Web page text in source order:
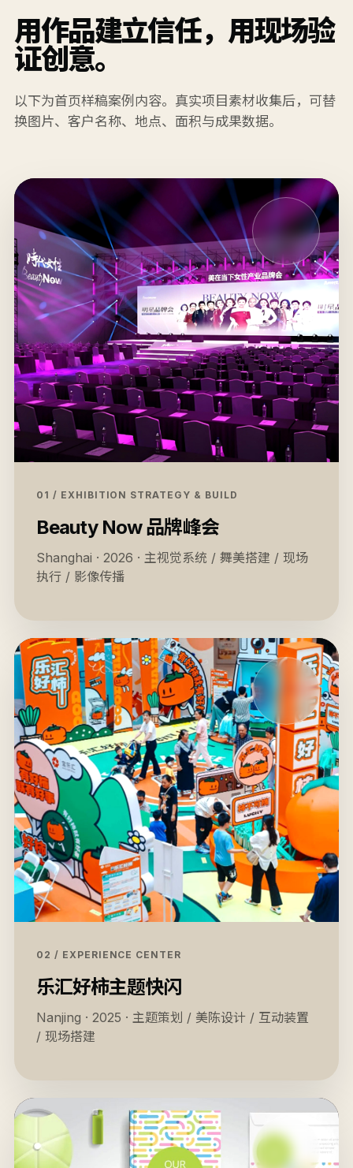
用作品建立信任，用现场验
证创意。
以下为首页样稿案例内容。真实项目素材收集后，可替
换图片、客户名称、地点、面积与成果数据。
01 / EXHIBITION STRATEGY & BUILD
Beauty Now 品牌峰会
Shanghai · 2026 · 主视觉系统 / 舞美搭建 / 现场
执行 / 影像传播
02 / EXPERIENCE CENTER
乐汇好柿主题快闪
Nanjing · 2025 · 主题策划 / 美陈设计 / 互动装置
/ 现场搭建